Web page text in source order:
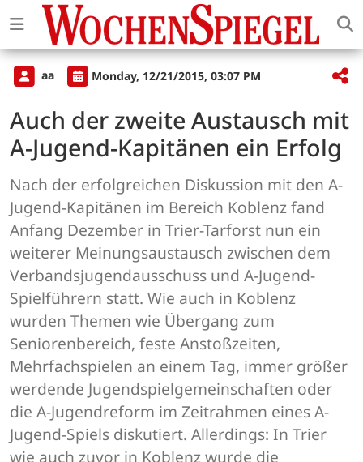
aa Monday, 12/21/2015, 03:07 PM
Auch der zweite Austausch mit
A-Jugend-Kapitänen ein Erfolg
Nach der erfolgreichen Diskussion mit den A-
Jugend-Kapitänen im Bereich Koblenz fand
Anfang Dezember in Trier-Tarforst nun ein
weiterer Meinungsaustausch zwischen dem
Verbandsjugendausschuss und A-Jugend-
Spielführern statt. Wie auch in Koblenz
wurden Themen wie Übergang zum
Seniorenbereich, feste Anstoßzeiten,
Mehrfachspielen an einem Tag, immer größer
werdende Jugendspielgemeinschaften oder
die A-Jugendreform im Zeitrahmen eines A-
Jugend-Spiels diskutiert. Allerdings: In Trier
wie auch zuvor in Koblenz wurde die